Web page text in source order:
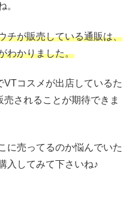
。
チが販売している通販は、
わかりました。
コスメが出店しているた
されることが期待できま
に売ってるのか悩んでいた
入してみて下さいね♪